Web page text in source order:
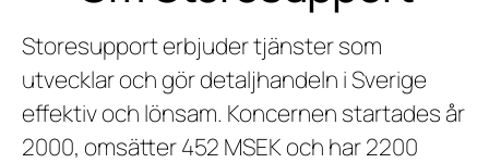
Storesupport erbjuder tjänster som
utvecklar och gör detaljhandeln i Sverige
effektiv och lönsam. Koncernen startades år
2000, omsätter 452 MSEK och har 2200